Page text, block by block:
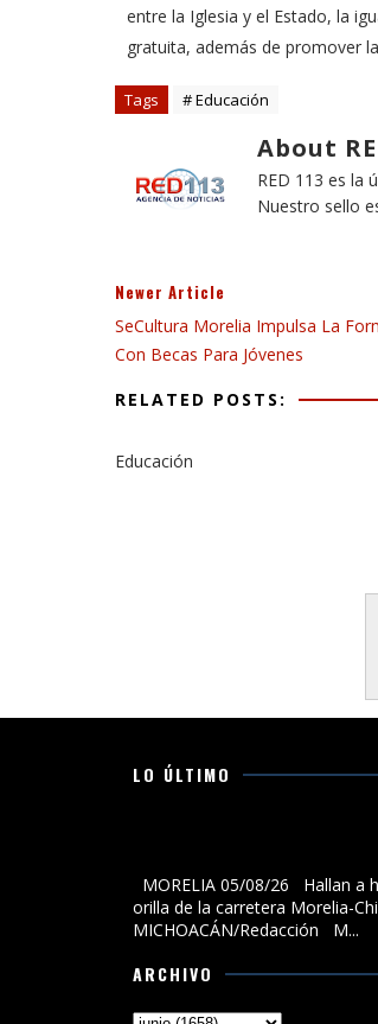
entre la Iglesia y el Estado, la
gratuita, además de promover
Tags # Educación
About
RED 113 es la
Nuestro sello
Newer Article
SeCultura Morelia Impulsa La
Con Becas Para Jóvenes
RELATED POSTS:
Educación
LO ÚLTIMO
MORELIA 05/08/26 Hallan a
orilla de la carretera Morelia-
MICHOACÁN/Redacción M...
ARCHIVO